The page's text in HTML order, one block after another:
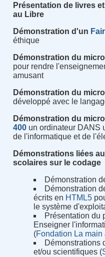
Présentation de livres
au Libre
Démonstration d'un
éthique
Démonstration du
pour rendre
amusant
Démonstration du
développé avec le
Démonstration du
400un ordinateur DANS
de l'informatique et de
Démonstrations liées
scolaires sur le codage
Démonstration
Démonstration
écrits en HTML5
le système
Présentation du
Enseigner
(Fondation La main
Démonstrations
et/ou scientifiques (